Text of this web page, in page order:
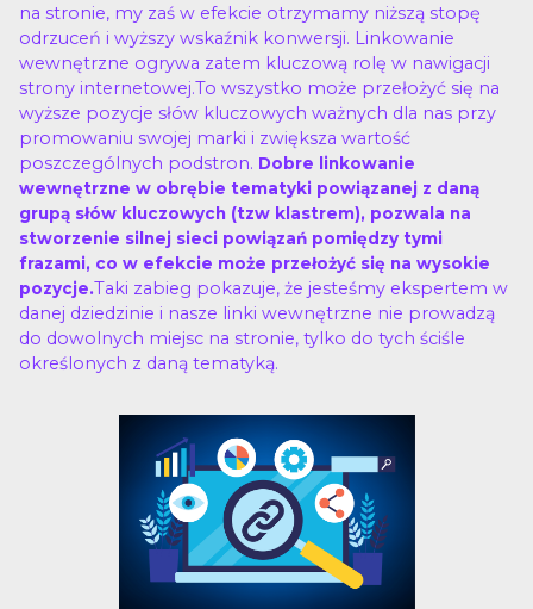
na stronie, my zaś w efekcie otrzymamy niższą stopę
odrzuceń i wyższy wskaźnik konwersji. Linkowanie
wewnętrzne ogrywa zatem kluczową rolę w nawigacji
strony internetowej.To wszystko może przełożyć się na
wyższe pozycje słów kluczowych ważnych dla nas przy
promowaniu swojej marki i zwiększa wartość
poszczególnych podstron. Dobre linkowanie
wewnętrzne w obrębie tematyki powiązanej z daną
grupą słów kluczowych (tzw klastrem), pozwala na
stworzenie silnej sieci powiązań pomiędzy tymi
frazami, co w efekcie może przełożyć się na wysokie
pozycje.Taki zabieg pokazuje, że jesteśmy ekspertem w
danej dziedzinie i nasze linki wewnętrzne nie prowadzą
do dowolnych miejsc na stronie, tylko do tych ściśle
określonych z daną tematyką.